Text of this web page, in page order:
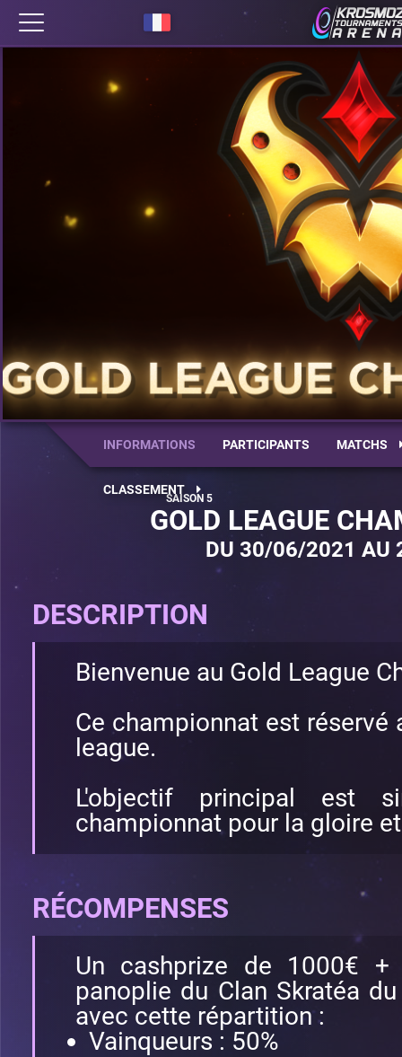
INFORMATIONS PARTICIPANTS MATCHS
CLASSEMENT
GOLD LEAGUE
DU 30/06/2021 AU
DESCRIPTION
Bienvenue au Gold League
Ce championnat est réservé
league.
L'objectif principal est
championnat pour la gloire
RÉCOMPENSES
Un cashprize de 1000€
panoplie du Clan Skratéa
avec cette répartition :
Vainqueurs : 50%